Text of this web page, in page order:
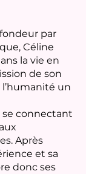
par
Céline
la vie en
de son
un
connectant
Après
et sa
donc ses